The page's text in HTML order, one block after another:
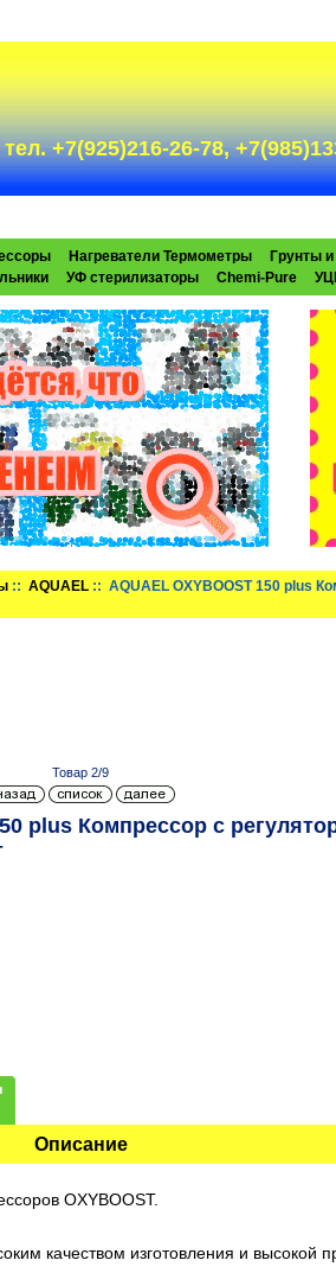
тел. +7(925)216-26-78,
Нагреватели Термометры Грунты
УФ стерилизаторы Chemi-Pure
::AQUAEL :: AQUAEL OXYBOOST 150 plus
Товар 2/9
plus Компрессор с
Описание
OXYBOOST.
качеством изготовления и высокой